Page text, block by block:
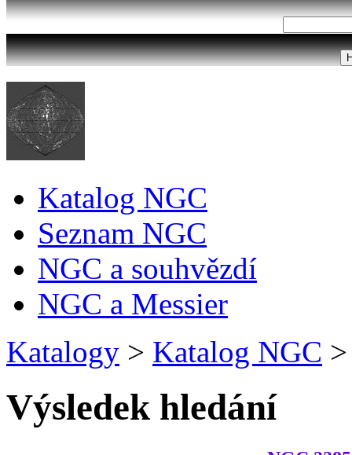
Katalog NGC
Seznam NGC
NGC a souhvězdí
NGC a Messier
Katalogy > Katalog NGC >
Výsledek hledání